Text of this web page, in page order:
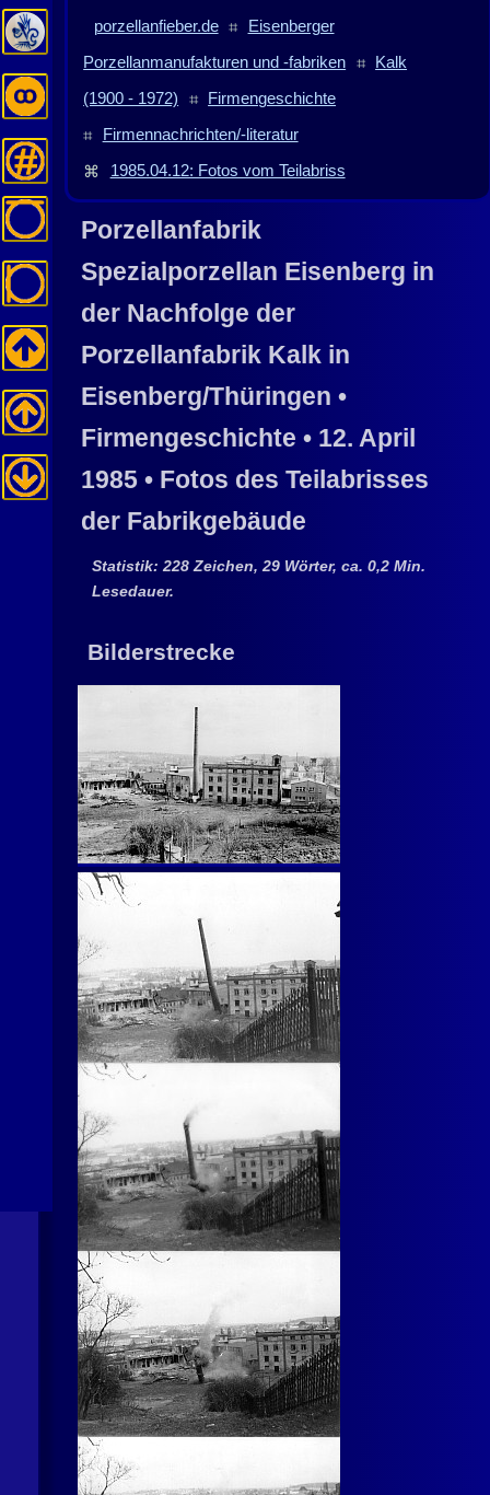
porzellanfieber.de ⌗ Eisenberger
Porzellanmanufakturen und -fabriken ⌗ Kalk
(1900 - 1972) ⌗ Firmengeschichte
⌗ Firmennachrichten/-literatur
⌘ 1985.04.12: Fotos vom Teilabriss
Porzellanfabrik
Spezialporzellan Eisenberg in
der Nachfolge der
Porzellanfabrik Kalkin
Eisenberg/Thüringen •
Firmengeschichte • 12. April
1985 • Fotos des Teilabrisses
der Fabrikgebäude
Statistik: 228 Zeichen, 29 Wörter, ca. 0,2 Min.
Lesedauer.
Bilderstrecke